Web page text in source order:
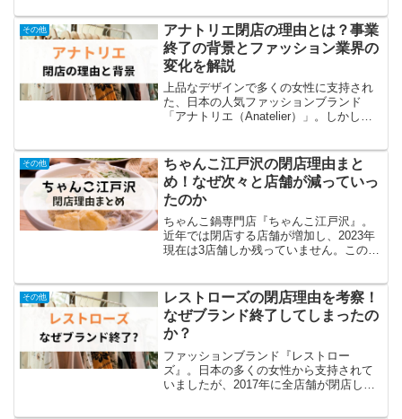
ラッシュしているの？」 「何が原因で閉
店する店舗が増えてい...
その他
アナトリエ閉店の理由とは？事業
終了の背景とファッション業界の
変化を解説
上品なデザインで多くの女性に支持され
た、日本の人気ファッションブランド
「アナトリエ（Anatelier）」。しかし、
了しています。この閉店のことを思い出
し、「アナト...
その他
ちゃんこ江戸沢の閉店理由まと
め！なぜ次々と店舗が減っていっ
たのか
ちゃんこ鍋専門店『ちゃんこ江戸沢』。
近年では閉店する店舗が増加し、2023年
現在は3店舗しか残っていません。この情
まった理由が知りたい」といった疑問を
持つ人は多いは...
その他
レストローズの閉店理由を考察！
なぜブランド終了してしまったの
か？
ファッションブランド『レストロー
ズ』。日本の多くの女性から支持されて
いましたが、2017年に全店舗が閉店し、